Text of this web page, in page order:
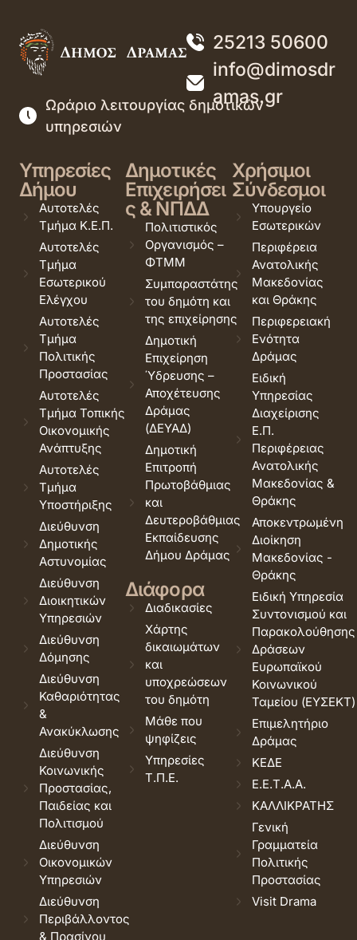
25213 50600
info@dimosdr
amas.gr
Ωράριο λειτουργίας δημοτικών
υπηρεσιών
Υπηρεσίες
Δήμου
Αυτοτελές
Τμήμα Κ.Ε.Π.
Αυτοτελές
Τμήμα
Εσωτερικού
Ελέγχου
Αυτοτελές
Τμήμα
Πολιτικής
Προστασίας
Αυτοτελές
Τμήμα Τοπικής
Οικονομικής
Ανάπτυξης
Αυτοτελές
Τμήμα
Υποστήριξης
Διεύθυνση
Δημοτικής
Αστυνομίας
Διεύθυνση
Διοικητικών
Υπηρεσιών
Διεύθυνση
Δόμησης
Διεύθυνση
Καθαριότητας
&
Ανακύκλωσης
Διεύθυνση
Κοινωνικής
Προστασίας,
Παιδείας και
Πολιτισμού
Διεύθυνση
Οικονομικών
Υπηρεσιών
Διεύθυνση
Περιβάλλοντος
& Πρασίνου
Δημοτικές
Επιχειρήσει
ς & ΝΠΔΔ
Πολιτιστικός
Οργανισμός –
ΦΤΜΜ
Συμπαραστάτης
του δημότη και
της επιχείρησης
Δημοτική
Επιχείρηση
Ύδρευσης –
Αποχέτευσης
Δράμας
(ΔΕΥΑΔ)
Δημοτική
Επιτροπή
Πρωτοβάθμιας
και
Δευτεροβάθμιας
Εκπαίδευσης
Δήμου Δράμας
Διάφορα
Διαδικασίες
Χάρτης
δικαιωμάτων
και
υποχρεώσεων
του δημότη
Μάθε που
ψηφίζεις
Υπηρεσίες
Τ.Π.Ε.
Χρήσιμοι
Σύνδεσμοι
Υπουργείο
Εσωτερικών
Περιφέρεια
Ανατολικής
Μακεδονίας
και Θράκης
Περιφερειακή
Ενότητα
Δράμας
Ειδική
Υπηρεσίας
Διαχείρισης
Ε.Π.
Περιφέρειας
Ανατολικής
Μακεδονίας &
Θράκης
Αποκεντρωμένη
Διοίκηση
Μακεδονίας -
Θράκης
Ειδική Υπηρεσία
Συντονισμού και
Παρακολούθησης
Δράσεων
Ευρωπαϊκού
Κοινωνικού
Ταμείου (ΕΥΣΕΚΤ)
Επιμελητήριο
Δράμας
ΚΕΔΕ
Ε.Ε.Τ.Α.Α.
ΚΑΛΛΙΚΡΑΤΗΣ
Γενική
Γραμματεία
Πολιτικής
Προστασίας
Visit Drama